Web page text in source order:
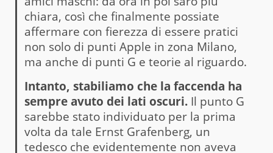
chiara, così che finalmente possiate
affermare con fierezza di essere pratici
non solo di punti Apple in zona Milano,
ma anche di punti G e teorie al riguardo.
Intanto, stabiliamo che la faccenda ha
sempre avuto dei lati oscuri.Il punto G
sarebbe stato individuato per la prima
volta da tale Ernst Grafenberg, un
tedesco che evidentemente non aveva